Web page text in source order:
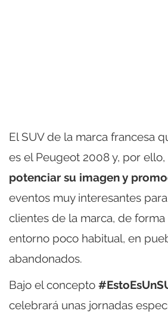
El SUV de la marca francesa
es el Peugeot 2008 y, por ello,
potenciar su imagen y
eventos muy interesantes
clientes de la marca, de forma
entorno poco habitual, en
abandonados.
Bajo el concepto
celebrará unas jornadas